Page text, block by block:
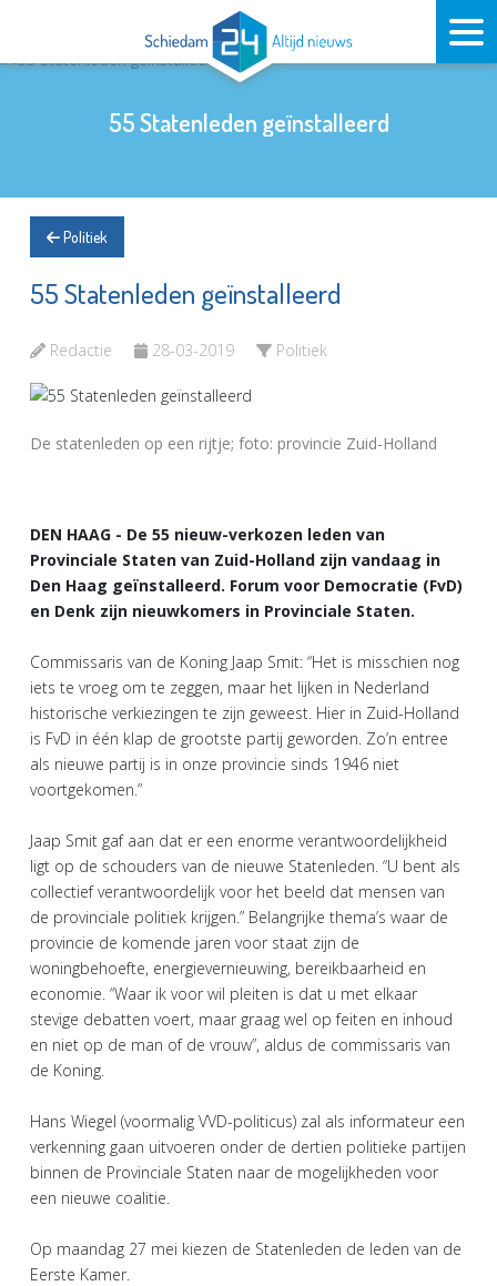
55 Statenleden geïnstalleerd
Politiek
55 Statenleden geïnstalleerd
Redactie 28-03-2019 Politiek
De statenleden op een rijtje; foto: provincie Zuid-Holland
DEN HAAG - De 55 nieuw-verkozen leden van
Provinciale Staten van Zuid-Holland zijn vandaag in
Den Haag geïnstalleerd. Forum voor Democratie (FvD)
en Denk zijn nieuwkomers in Provinciale Staten.
Commissaris van de Koning Jaap Smit: “Het is misschien nog
iets te vroeg om te zeggen, maar het lijken in Nederland
historische verkiezingen te zijn geweest. Hier in Zuid-Holland
is FvD in één klap de grootste partij geworden. Zo’n entree
als nieuwe partij is in onze provincie sinds 1946 niet
voortgekomen.”
Jaap Smit gaf aan dat er een enorme verantwoordelijkheid
ligt op de schouders van de nieuwe Statenleden. “U bent als
collectief verantwoordelijk voor het beeld dat mensen van
de provinciale politiek krijgen.” Belangrijke thema’s waar de
provincie de komende jaren voor staat zijn de
woningbehoefte, energievernieuwing, bereikbaarheid en
economie. “Waar ik voor wil pleiten is dat u met elkaar
stevige debatten voert, maar graag wel op feiten en inhoud
en niet op de man of de vrouw”, aldus de commissaris van
de Koning.
Hans Wiegel (voormalig VVD-politicus) zal als informateur een
verkenning gaan uitvoeren onder de dertien politieke partijen
binnen de Provinciale Staten naar de mogelijkheden voor
een nieuwe coalitie.
Op maandag 27 mei kiezen de Statenleden de leden van de
Eerste Kamer.